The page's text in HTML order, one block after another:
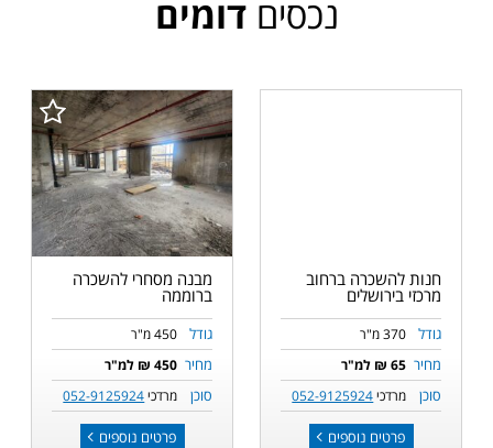
נכסיםדומים
חנות להשכרה ברחוב
מרכזי בירושלים
גודל 370 מ"ר
מחיר 65 ₪ למ"ר
סוכן מרדכי052-9125924
פרטים נוספים
מבנה מסחרי להשכרה
ברוממה
גודל 450 מ"ר
מחיר 450 ₪ למ"ר
סוכן מרדכי052-9125924
פרטים נוספים